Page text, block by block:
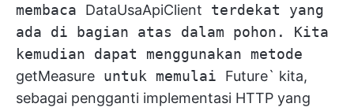
membaca DataUsaApiClient terdekat yang
ada di bagian atas dalam pohon. Kita
kemudian dapat menggunakan metode
getMeasure untuk memulai Future` kita,
sebagai pengganti implementasi HTTP yang